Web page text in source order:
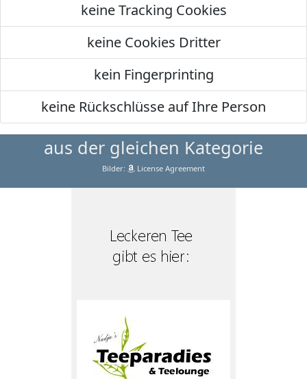
keine Tracking Cookies
keine Cookies Dritter
kein Fingerprinting
keine Rückschlüsse auf Ihre Person
aus der gleichen Kategorie
Bilder: License Agreement